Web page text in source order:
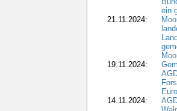
ein
21.11.2024:
19.11.2024:
14.11.2024: